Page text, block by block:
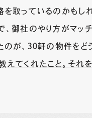
を取っているのかもし
、御社のやり方がマッ
のが、30軒の物件をど
えてくれたこと。それ